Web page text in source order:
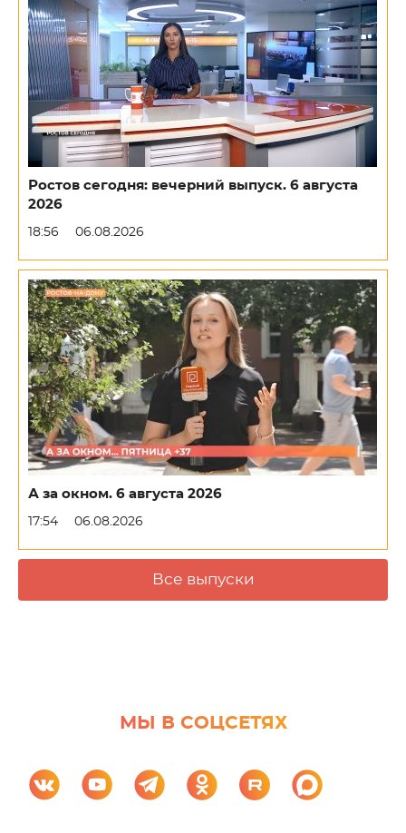
Ростов сегодня: вечерний выпуск. 6 августа
2026
18:56 06.08.2026
А за окном. 6 августа 2026
17:54 06.08.2026
Все выпуски
МЫ В СОЦСЕТЯХ